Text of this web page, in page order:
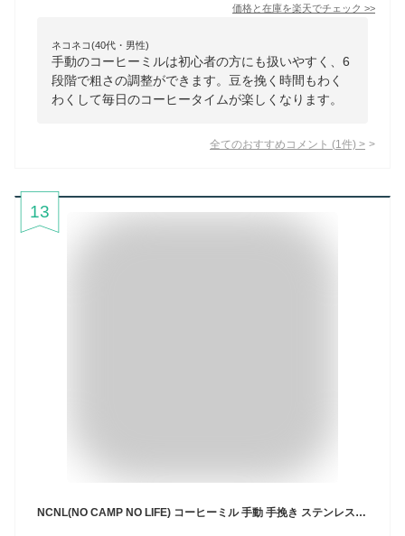
価格と在庫を楽天でチェック >>
ネコネコ(40代・男性)
手動のコーヒーミルは初心者の方にも扱いやすく、6
段階で粗さの調整ができます。豆を挽く時間もわく
わくして毎日のコーヒータイムが楽しくなります。
全てのおすすめコメント (1 件) >
13
NCNL(NO CAMP NO LIFE) コーヒーミル 手動 手挽き ステンレス セラミック刃 段階粗さ 調整可能 水洗い可能 ソロキャンプ アウトドア用品 キャンプ用品